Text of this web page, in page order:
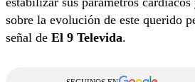
sobre la evolución de este querido
señal de El 9 Televida.